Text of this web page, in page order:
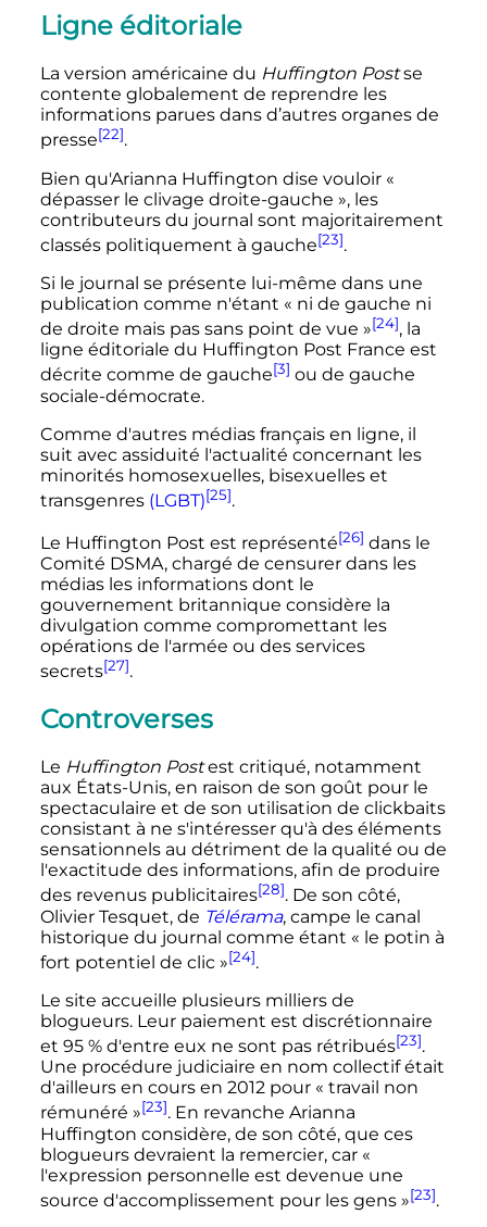
Ligne éditoriale
La version américaine du Huffington Postse
contente globalement de reprendre les
informations parues dans d’autres organes de
presse[22].
Bien qu'Arianna Huffington dise vouloir «
dépasser le clivage droite-gauche », les
contributeurs du journal sont majoritairement
classés politiquement à gauche[23].
Si le journal se présente lui-même dans une
publication comme n'étant « ni de gauche ni
de droite mais pas sans point de vue »[24], la
ligne éditoriale du Huffington Post France est
décrite comme de gauche[3] ou de gauche
sociale-démocrate.
Comme d'autres médias français en ligne, il
suit avec assiduité l'actualité concernant les
minorités homosexuelles, bisexuelles et
transgenres (LGBT)[25].
Le Huffington Post est représenté[26] dans le
Comité DSMA, chargé de censurer dans les
médias les informations dont le
gouvernement britannique considère la
divulgation comme compromettant les
opérations de l'armée ou des services
secrets[27].
Controverses
Le Huffington Postest critiqué, notamment
aux États-Unis, en raison de son goût pour le
spectaculaire et de son utilisation de clickbaits
consistant à ne s'intéresser qu'à des éléments
sensationnels au détriment de la qualité ou de
l'exactitude des informations, afin de produire
des revenus publicitaires[28]. De son côté,
Olivier Tesquet, de Télérama, campe le canal
historique du journal comme étant « le potin à
fort potentiel de clic »[24].
Le site accueille plusieurs milliers de
blogueurs. Leur paiement est discrétionnaire
et 95 % d'entre eux ne sont pas rétribués[23].
Une procédure judiciaire en nom collectif était
d'ailleurs en cours en 2012 pour « travail non
rémunéré »[23]. En revanche Arianna
Huffington considère, de son côté, que ces
blogueurs devraient la remercier, car «
l'expression personnelle est devenue une
source d'accomplissement pour les gens »[23].